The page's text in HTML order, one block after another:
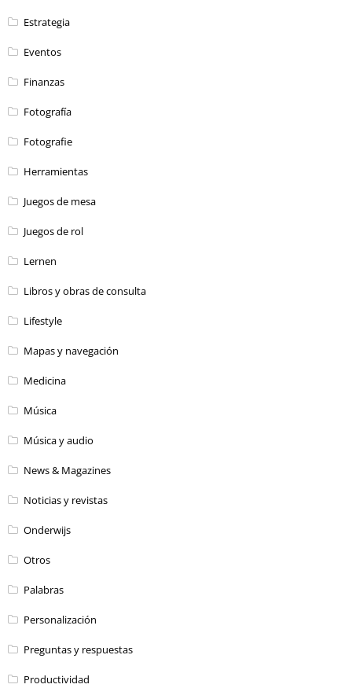
Estrategia
Eventos
Finanzas
Fotografía
Fotografie
Herramientas
Juegos de mesa
Juegos de rol
Lernen
Libros y obras de consulta
Lifestyle
Mapas y navegación
Medicina
Música
Música y audio
News & Magazines
Noticias y revistas
Onderwijs
Otros
Palabras
Personalización
Preguntas y respuestas
Productividad